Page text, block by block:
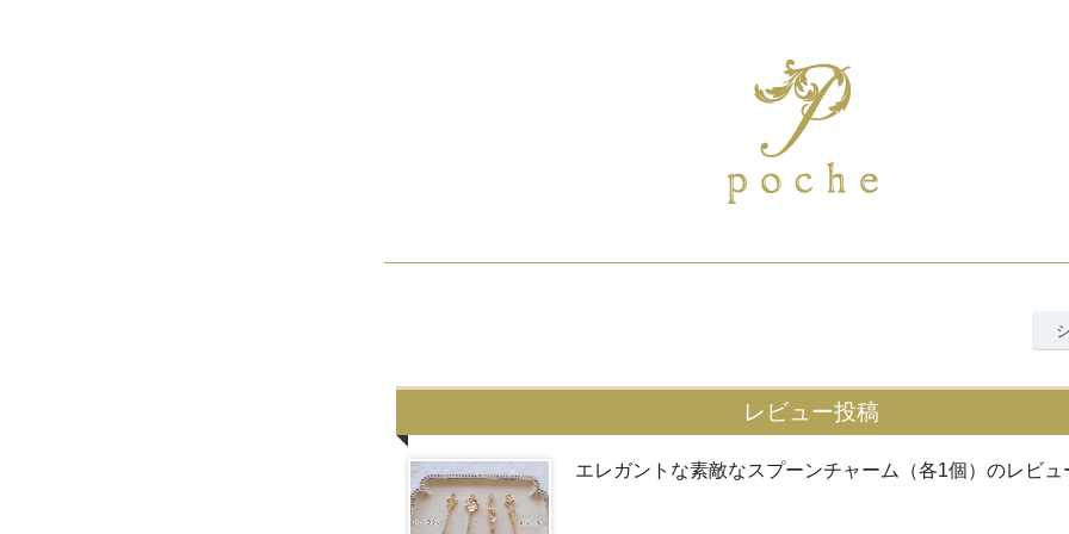
レビュー投稿
エレガントな素敵なスプーンチャーム（各1個）のレビュ